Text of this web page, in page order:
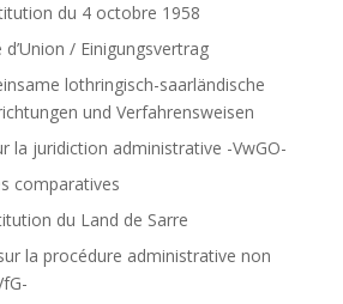
du 4 octobre 1958
d’Union / Einigungsvertrag
lothringisch-saarländische
und Verfahrensweisen
la juridiction administrative -VwGO-
comparatives
du Land de Sarre
la procédure administrative non